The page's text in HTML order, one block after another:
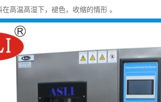
高温高湿下，褪色，收缩的情形 。